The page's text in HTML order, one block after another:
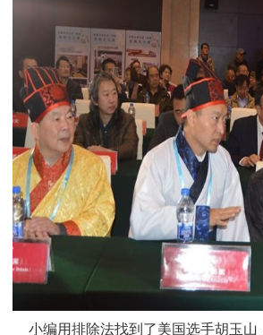
小编用排除法找到了美国选手胡玉山